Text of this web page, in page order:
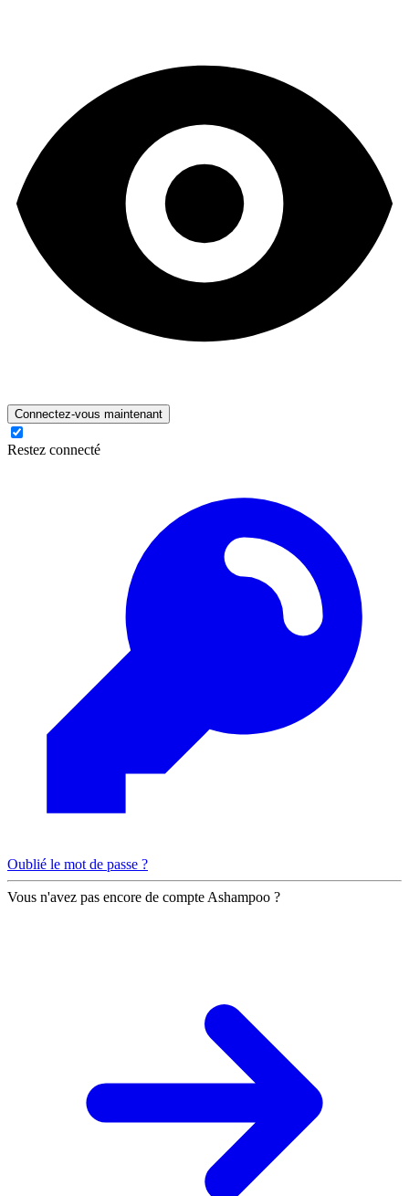
Connectez-vous maintenant
Restez connecté
Oublié le mot de passe ?
Vous n'avez pas encore de compte Ashampoo ?